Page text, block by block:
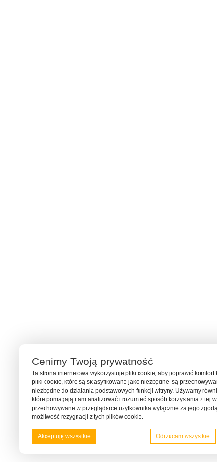
Cenimy Twoją prywatność
Ta strona internetowa wykorzystuje pliki cookie, aby poprawić
pliki cookie, które są sklasyfikowane jako niezbędne, są
niezbędne do działania podstawowych funkcji witryny. Używamy
które pomagają nam analizować i rozumieć sposób korzystania z tej
przechowywane w przeglądarce użytkownika wyłącznie za jego
możliwość rezygnacji z tych plików cookie.
Akceptuję wszystkie Odrzucam wszystkie